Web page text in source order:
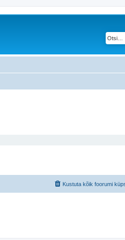
Kustuta kõik foorumi